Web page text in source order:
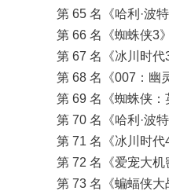
第 65 名《哈利·波
第 66 名《蜘蛛侠3
第 67 名《冰川时
第 68 名《007：幽
第 69 名《蜘蛛侠
第 70 名《哈利·波
第 71 名《冰川时
第 72 名《爱宠大机
第 73 名《蝙蝠侠